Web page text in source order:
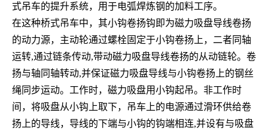
式吊车的提升系统，用于电弧焊炼钢的加料工序。
在这种桥式吊车中，其小钩卷扬钩即为磁力吸盘导线卷扬
的动力源，主动轮通过螺栓固定于小钩卷扬上，二者同轴
运转,通过链条传动,带动磁力吸盘导线卷扬的从动链轮。卷
扬与轴同轴转动,并保证磁力吸盘导线与小钩卷扬上的钢丝
绳同步运动。工作时，磁力吸盘用小钩起吊。非工作时
间，将吸盘从小钩上取下，吊车上的电源通过滑环供给卷
扬上的导线，导线的下端与小钩的钩端相连,并设有与吸盘